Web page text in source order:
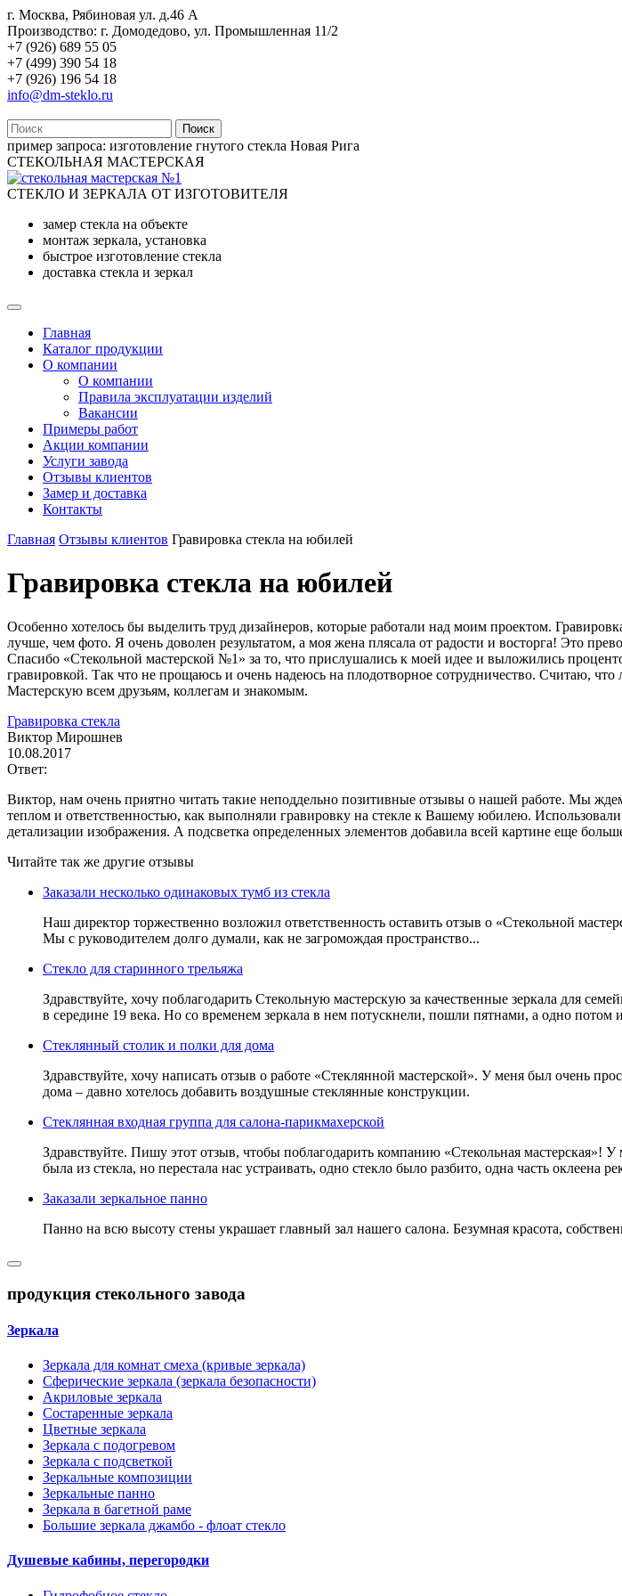
г. Москва, Рябиновая ул. д.46 А
Производство: г. Домодедово, ул. Промышленная 11/2
+7 (926) 689 55 05
+7 (499) 390 54 18
+7 (926) 196 54 18
info@dm-steklo.ru
Поиск
пример запроса: изготовление гнутого стекла Новая Рига
СТЕКОЛЬНАЯ МАСТЕРСКАЯ
СТЕКЛО И ЗЕРКАЛА ОТ ИЗГОТОВИТЕЛЯ
замер стекла на объекте
монтаж зеркала, установка
быстрое изготовление стекла
доставка стекла и зеркал
Главная
Каталог продукции
О компании
О компании
Правила эксплуатации изделий
Вакансии
Примеры работ
Акции компании
Услуги завода
Отзывы клиентов
Замер и доставка
Контакты
Главная Отзывы клиентов Гравировка стекла на юбилей
Гравировка стекла на юбилей
Особенно хотелось бы выделить труд дизайнеров, которые работали над моим проектом.
лучше, чем фото. Я очень доволен результатом, а моя жена плясала от радости и восторга! Это
Спасибо «Стекольной мастерской №1» за то, что прислушались к моей идее и выложились
гравировкой. Так что не прощаюсь и очень надеюсь на плодотворное сотрудничество. Считаю,
Мастерскую всем друзьям, коллегам и знакомым.
Гравировка стекла
Виктор Мирошнев
10.08.2017
Ответ:
Виктор, нам очень приятно читать такие неподдельно позитивные отзывы о нашей работе. Мы
теплом и ответственностью, как выполняли гравировку на стекле к Вашему юбилею.
детализации изображения. А подсветка определенных элементов добавила всей картине еще
Читайте так же другие отзывы
Заказали несколько одинаковых тумб из стекла
Наш директор торжественно возложил ответственность оставить отзыв о «Стекольной
Мы с руководителем долго думали, как не загромождая пространство...
Стекло для старинного трельяжа
Здравствуйте, хочу поблагодарить Стекольную мастерскую за качественные зеркала для
в середине 19 века. Но со временем зеркала в нем потускнели, пошли пятнами, а одно потом
Стеклянный столик и полки для дома
Здравствуйте, хочу написать отзыв о работе «Стеклянной мастерской». У меня был очень
дома – давно хотелось добавить воздушные стеклянные конструкции.
Стеклянная входная группа для салона-парикмахерской
Здравствуйте. Пишу этот отзыв, чтобы поблагодарить компанию «Стекольная
была из стекла, но перестала нас устраивать, одно стекло было разбито, одна часть оклеена
Заказали зеркальное панно
Панно на всю высоту стены украшает главный зал нашего салона. Безумная красота,
продукция стекольного завода
Зеркала
Зеркала для комнат смеха (кривые зеркала)
Сферические зеркала (зеркала безопасности)
Акриловые зеркала
Состаренные зеркала
Цветные зеркала
Зеркала с подогревом
Зеркала с подсветкой
Зеркальные композиции
Зеркальные панно
Зеркала в багетной раме
Большие зеркала джамбо - флоат стекло
Душевые кабины, перегородки